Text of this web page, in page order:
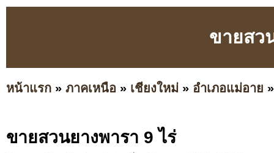
ขายสว
หน้าแรก » ภาคเหนือ » เชียงใหม่ » อำเภอแม่อาย
ขายสวนยางพารา 9 ไร่